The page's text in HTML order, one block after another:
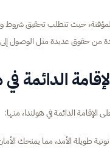
حيث تتطلب تحقيق شروط
من حقوق عديدة مثل الوصول
الدائمة
الدائمة في هولندا، منها:
طويلة الأمد، مما يمنحك